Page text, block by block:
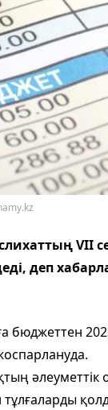
VII
деп
бюджеттен